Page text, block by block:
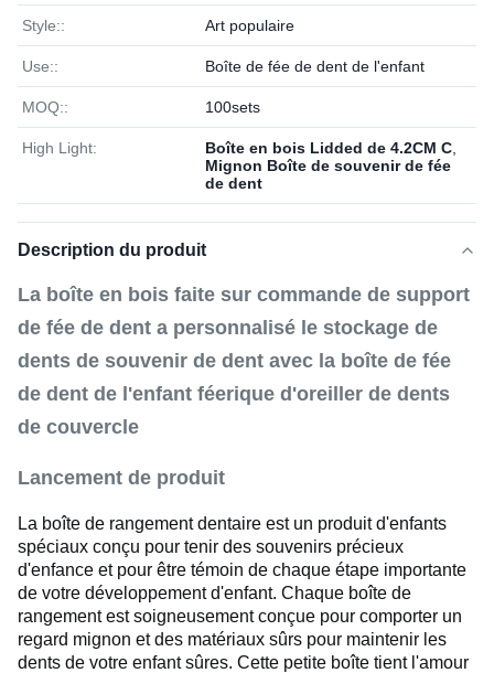
Style:: Art populaire
Use:: Boîte de fée de dent de l'enfant
MOQ:: 100sets
High Light: Boîte en bois Lidded de 4.2CM C
Mignon Boîte de souvenir de fée
de dent
Description du produit
La boîte en bois faite sur commande de support
de fée de dent a personnalisé le stockage de
dents de souvenir de dent avec la boîte de fée
de dent de l'enfant féerique d'oreiller de dents
de couvercle
Lancement de produit
La boîte de rangement dentaire est un produit d'enfants
spéciaux conçu pour tenir des souvenirs précieux
d'enfance et pour être témoin de chaque étape importante
de votre développement d'enfant. Chaque boîte de
rangement est soigneusement conçue pour comporter un
regard mignon et des matériaux sûrs pour maintenir les
dents de votre enfant sûres. Cette petite boîte tient l'amour